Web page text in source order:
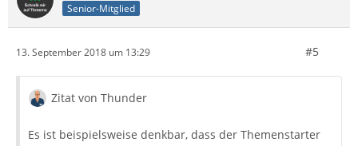
Senior-Mitglied
13. September 2018 um 13:29 #5
Zitat von Thunder
Es ist beispielsweise denkbar, dass der Themenstarter